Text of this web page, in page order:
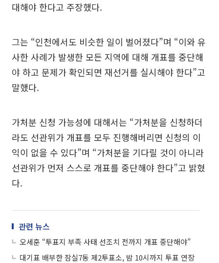
대해야 한다고 주장했다.
그는 “인천에서도 비슷한 일이 벌어졌다”며 “이와 유
사한 사례가 발생한 모든 지역에 대해 개표를 중단해
야 하고 문제가 확인되면 재선거를 실시해야 한다”고
말했다.
가처분 신청 가능성에 대해서는 “가처분을 신청하더
라도 선관위가 개표를 모두 진행해버리면 신청의 이
익이 없을 수 있다”며 “가처분을 기다릴 것이 아니라
선관위가 먼저 스스로 개표를 중단해야 한다”고 밝혔
다.
관련 뉴스
오세훈 “투표지 부족 사태 선조치 전까지 개표 중단해야”
대기표 배부한 잠실7동 제2투표소, 밤 10시까지 투표 연장